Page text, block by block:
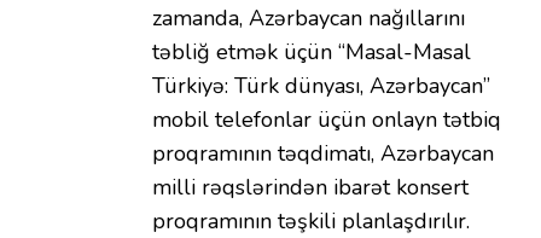
zamanda, Azərbaycan nağıllarını
təbliğ etmək üçün “Masal-Masal
Türkiyə: Türk dünyası, Azərbaycan”
mobil telefonlar üçün onlayn tətbiq
proqramının təqdimatı, Azərbaycan
milli rəqslərindən ibarət konsert
proqramının təşkili planlaşdırılır.